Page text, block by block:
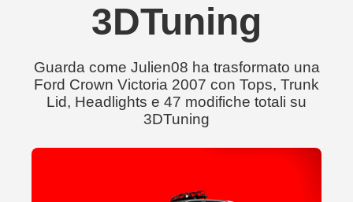
3DTuning
Guarda come Julien08 ha trasformato una
Ford Crown Victoria 2007 con Tops, Trunk
Lid, Headlights e 47 modifiche totali su
3DTuning